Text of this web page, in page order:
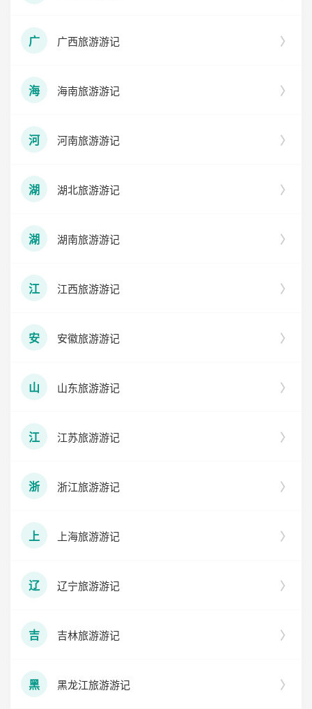
广 广西旅游游记
海 海南旅游游记
河 河南旅游游记
湖 湖北旅游游记
湖 湖南旅游游记
江 江西旅游游记
安 安徽旅游游记
山 山东旅游游记
江 江苏旅游游记
浙 浙江旅游游记
上 上海旅游游记
辽 辽宁旅游游记
吉 吉林旅游游记
黑 黑龙江旅游游记